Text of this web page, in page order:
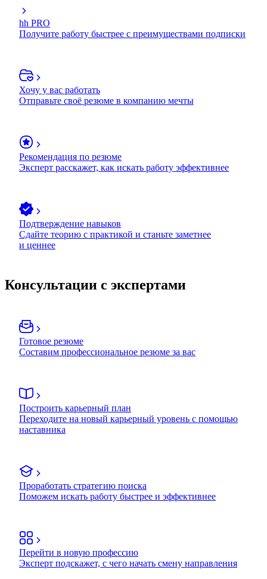
hh PRO
Получите работу быстрее с преимуществами подписки
Хочу у вас работать
Отправьте своё резюме в компанию мечты
Рекомендация по резюме
Эксперт расскажет, как искать работу эффективнее
Подтверждение навыков
Сдайте теорию с практикой и станьте заметнее
и ценнее
Консультации с экспертами
Готовое резюме
Составим профессиональное резюме за вас
Построить карьерный план
Переходите на новый карьерный уровень с помощью
наставника
Проработать стратегию поиска
Поможем искать работу быстрее и эффективнее
Перейти в новую профессию
Эксперт подскажет, с чего начать смену направления